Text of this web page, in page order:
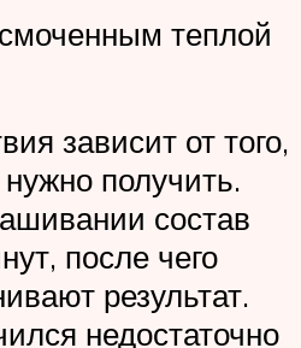
теплой
зависит от того,
нужно получить.
состав
после чего
результат.
недостаточно